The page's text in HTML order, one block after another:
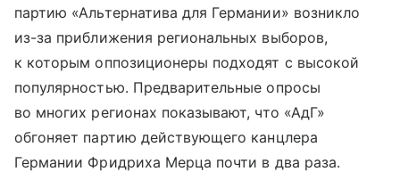
партию «Альтернатива для Германии» возникло
из-за приближения региональных выборов,
к которым оппозиционеры подходят с высокой
популярностью. Предварительные опросы
во многих регионах показывают, что «АдГ»
обгоняет партию действующего канцлера
Германии Фридриха Мерца почти в два раза.